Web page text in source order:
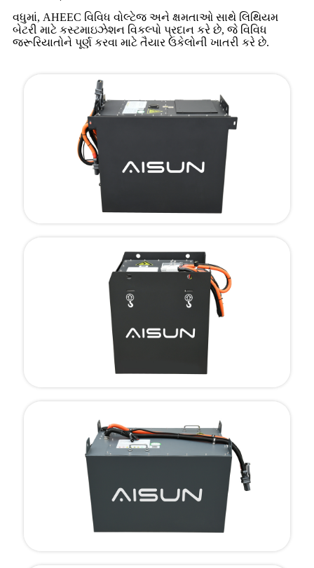
વધુમાં, AHEEC વિવિધ વોલ્ટેજ અને ક્ષમતાઓ સાથે લિથિયમ
બેટરી માટે કસ્ટમાઇઝેશન વિકલ્પો પ્રદાન કરે છે, જે વિવિધ
જરૂરિયાતોને પૂર્ણ કરવા માટે તૈયાર ઉકેલોની ખાતરી કરે છે.